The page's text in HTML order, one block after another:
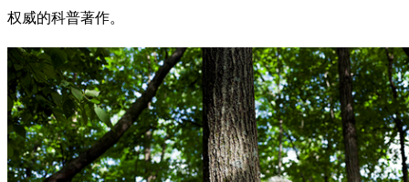
权威的科普著作。